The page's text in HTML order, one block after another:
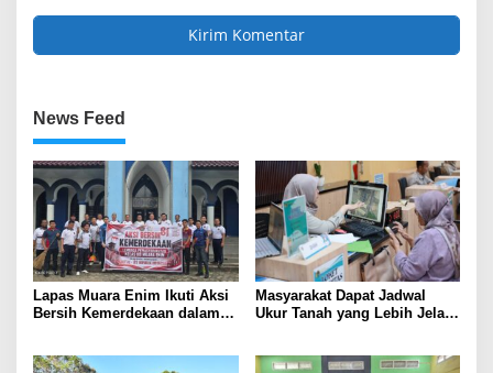
News Feed
Lapas Muara Enim Ikuti Aksi
Bersih Kemerdekaan dalam
Masyarakat Dapat Jadwal
Ukur Tanah yang Lebih Jelas